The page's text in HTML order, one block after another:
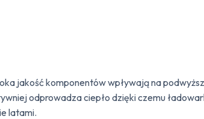
jakość komponentów wpływają na
odprowadza ciepło dzięki czemu
latami.